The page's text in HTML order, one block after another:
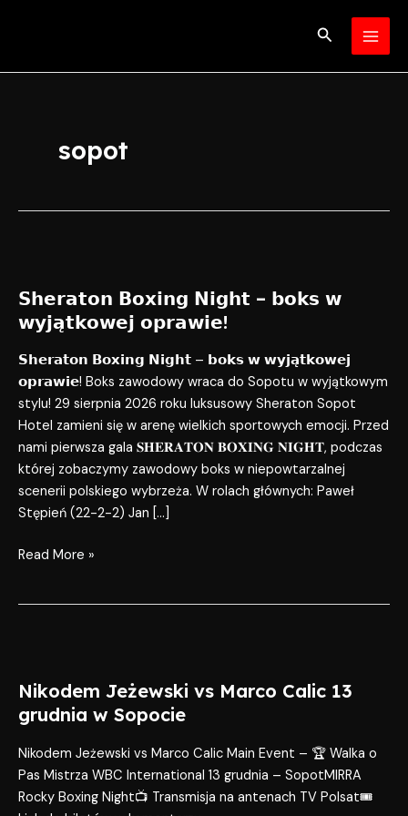
Search
sopot
𝗦𝗵𝗲𝗿𝗮𝘁𝗼𝗻 𝗕𝗼𝘅𝗶𝗻𝗴 𝗡𝗶𝗴𝗵𝘁 – 𝗯𝗼𝗸𝘀 𝘄
𝘄𝘆𝗷𝗮̨𝘁𝗸𝗼𝘄𝗲𝗷 𝗼𝗽𝗿𝗮𝘄𝗶𝗲!
𝗦𝗵𝗲𝗿𝗮𝘁𝗼𝗻 𝗕𝗼𝘅𝗶𝗻𝗴 𝗡𝗶𝗴𝗵𝘁 – 𝗯𝗼𝗸𝘀 𝘄 𝘄𝘆𝗷𝗮̨𝘁𝗸𝗼𝘄𝗲𝗷
𝗼𝗽𝗿𝗮𝘄𝗶𝗲! Boks zawodowy wraca do Sopotu w wyjątkowym
stylu! 29 sierpnia 2026 roku luksusowy Sheraton Sopot
Hotel zamieni się w arenę wielkich sportowych emocji. Przed
nami pierwsza gala 𝐒𝐇𝐄𝐑𝐀𝐓𝐎𝐍 𝐁𝐎𝐗𝐈𝐍𝐆 𝐍𝐈𝐆𝐇𝐓, podczas
której zobaczymy zawodowy boks w niepowtarzalnej
scenerii polskiego wybrzeża. W rolach głównych: Paweł
Stępień (22-2-2) Jan […]
𝗡𝗶𝗴𝗵𝘁
–
𝘄
𝘄𝘆𝗷𝗮̨𝘁𝗸𝗼𝘄𝗲𝗷
𝗼𝗽𝗿𝗮𝘄𝗶𝗲!
Read More »
Nikodem Jeżewski vs Marco Calic 13
grudnia w Sopocie
Nikodem Jeżewski vs Marco Calic Main Event – 🏆 Walka o
Pas Mistrza WBC International 13 grudnia – SopotMIRRA
Rocky Boxing Night📺 Transmisja na antenach TV Polsat🎟
vs
Marco
13
grudnia
w